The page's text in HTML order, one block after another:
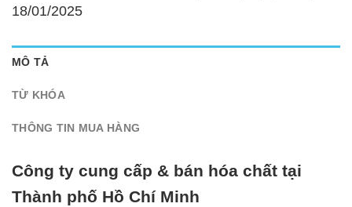
18/01/2025
MÔ TẢ
TỪ KHÓA
THÔNG TIN MUA HÀNG
Công ty cung cấp & bán hóa chất tại
Thành phố Hồ Chí Minh